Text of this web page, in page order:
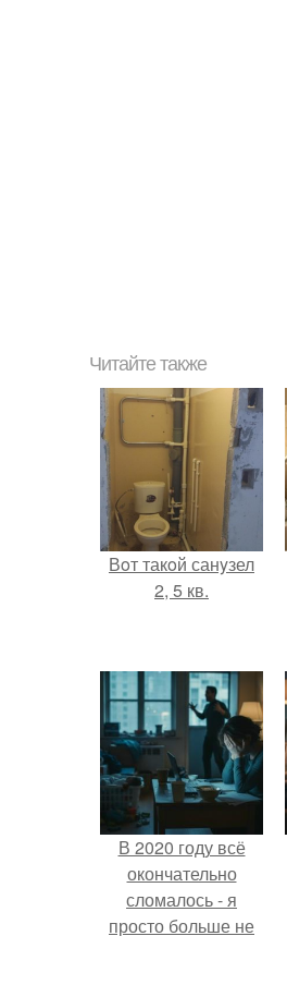
Читайте также
Вoт такoй санyзел
2, 5 кв.
В 2020 году всё
окончательно
сломалось - я
просто больше не